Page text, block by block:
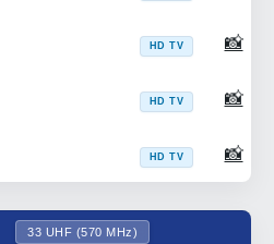
HD TV 📸
HD TV 📸
HD TV 📸
33 UHF (570 MHz)